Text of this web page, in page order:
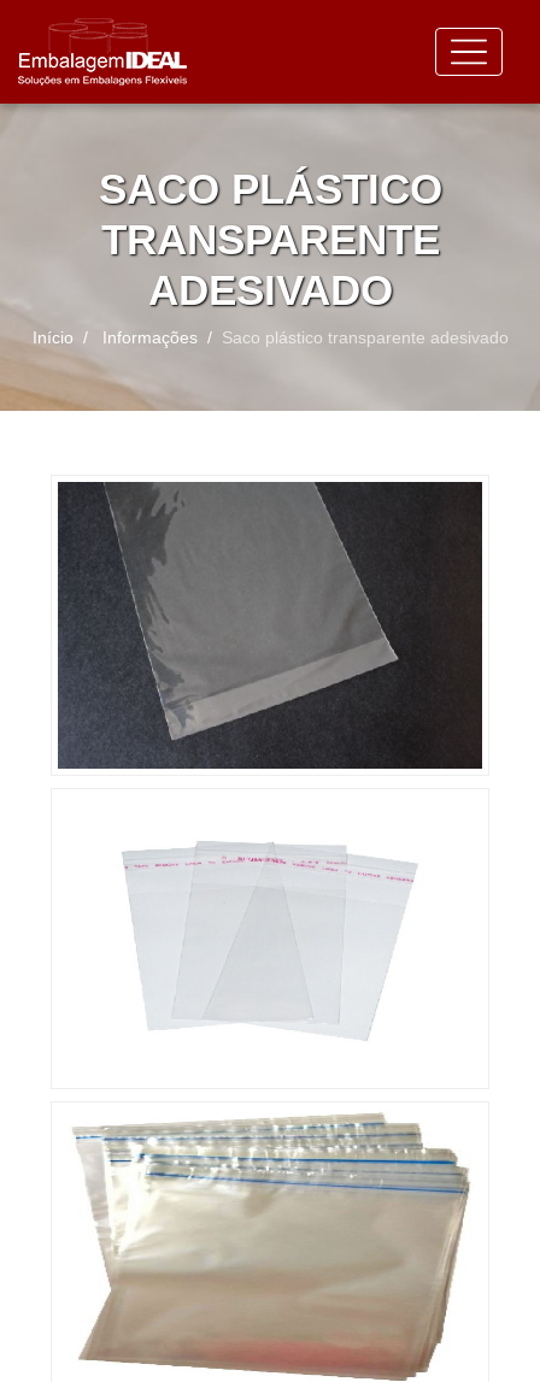
SACO PLÁSTICO
TRANSPARENTE
ADESIVADO
Início Informações Saco plástico transparente adesivado